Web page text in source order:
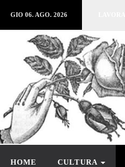
GIO 06. AGO. 2026
HOME CULTURA